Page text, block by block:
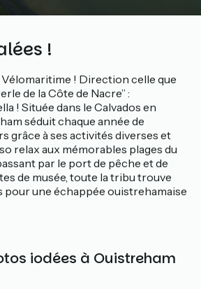
!
Vélomaritime ! Direction celle que
de la Côte de Nacre” :
! Située dans le Calvados en
séduit chaque année de
grâce à ses activités diverses et
relax aux mémorables plages du
par le port de pêche et de
de musée, toute la tribu trouve
pour une échappée ouistrehamaise
iodées à Ouistreham